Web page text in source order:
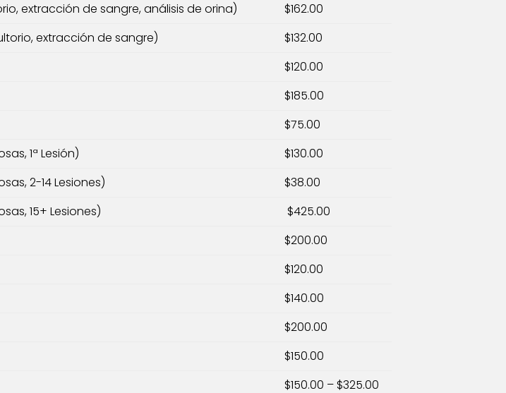
extracción de sangre, análisis de orina)
$162.00
extracción de sangre)
$132.00
$120.00
$185.00
$75.00
1ª Lesión)
$130.00
2-14 Lesiones)
$38.00
15+ Lesiones)
$425.00
$200.00
$120.00
$140.00
$200.00
$150.00
$150.00 – $325.00